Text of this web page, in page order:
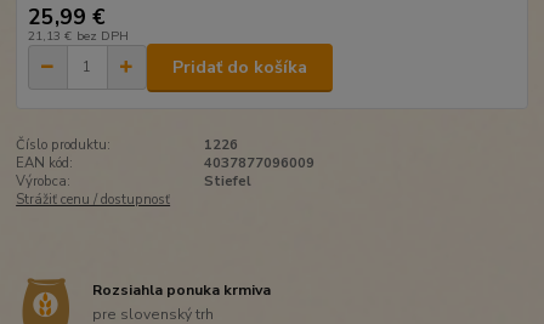
25,99 €
21,13 € bez DPH
Pridať do košíka
Číslo produktu:
1226
EAN kód:
4037877096009
Výrobca:
Stiefel
Strážiť cenu / dostupnosť
Rozsiahla ponuka krmiva
pre slovenský trh